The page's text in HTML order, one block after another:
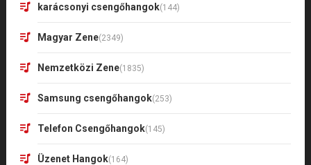
karácsonyi csengőhangok(144)
Magyar Zene(2349)
Nemzetközi Zene(1835)
Samsung csengőhangok(253)
Telefon Csengőhangok(145)
Üzenet Hangok(164)